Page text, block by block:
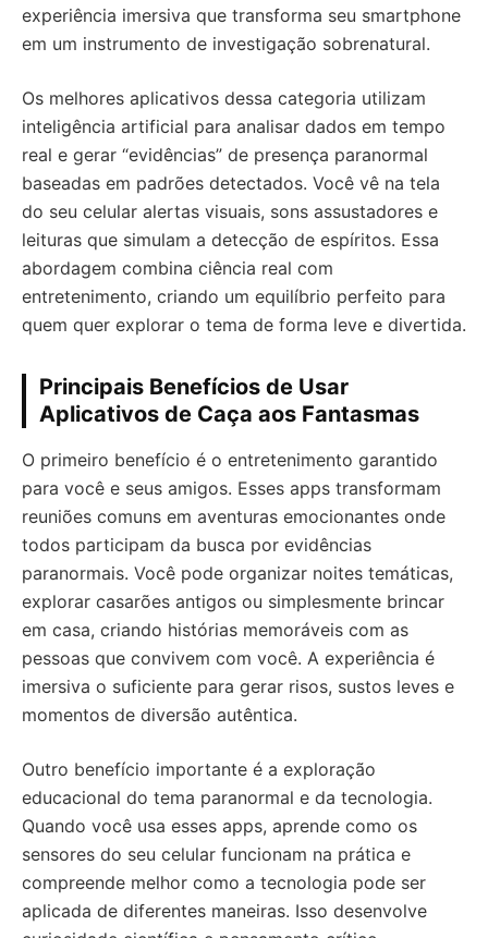
experiência imersiva que transforma seu smartphone
em um instrumento de investigação sobrenatural.
Os melhores aplicativos dessa categoria utilizam
inteligência artificial para analisar dados em tempo
real e gerar “evidências” de presença paranormal
baseadas em padrões detectados. Você vê na tela
do seu celular alertas visuais, sons assustadores e
leituras que simulam a detecção de espíritos. Essa
abordagem combina ciência real com
entretenimento, criando um equilíbrio perfeito para
quem quer explorar o tema de forma leve e divertida.
Principais Benefícios de Usar
Aplicativos de Caça aos Fantasmas
O primeiro benefício é o entretenimento garantido
para você e seus amigos. Esses apps transformam
reuniões comuns em aventuras emocionantes onde
todos participam da busca por evidências
paranormais. Você pode organizar noites temáticas,
explorar casarões antigos ou simplesmente brincar
em casa, criando histórias memoráveis com as
pessoas que convivem com você. A experiência é
imersiva o suficiente para gerar risos, sustos leves e
momentos de diversão autêntica.
Outro benefício importante é a exploração
educacional do tema paranormal e da tecnologia.
Quando você usa esses apps, aprende como os
sensores do seu celular funcionam na prática e
compreende melhor como a tecnologia pode ser
aplicada de diferentes maneiras. Isso desenvolve